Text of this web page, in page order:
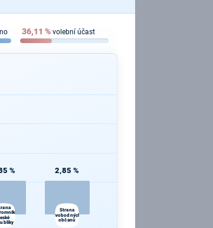
36,11 % volební účast
% 2,85 %
Strana
svobodných
občanů